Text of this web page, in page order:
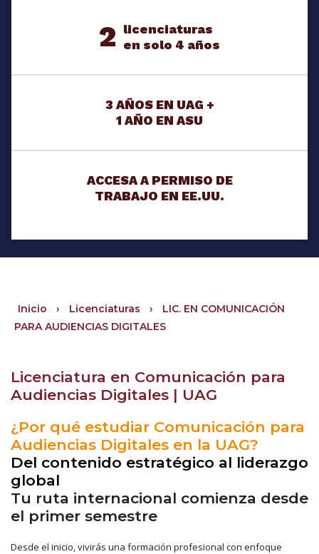
2 licenciaturas
en solo 4 años
3 AÑOS EN UAG +
1 AÑO EN ASU
ACCESA A PERMISO DE
TRABAJO EN EE.UU.
Inicio › Licenciaturas ›
LIC. EN COMUNICACIÓN
PARA AUDIENCIAS DIGITALES
Licenciatura en Comunicación para
Audiencias Digitales | UAG
¿Por qué estudiar Comunicación para
Audiencias Digitales en la UAG?
Del contenido estratégico al liderazgo
global
Tu ruta internacional comienza desde
el primer semestre
Desde el inicio, vivirás una formación profesional con enfoque